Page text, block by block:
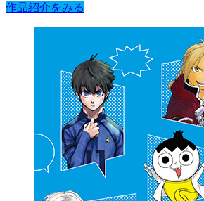
作品紹介をみる